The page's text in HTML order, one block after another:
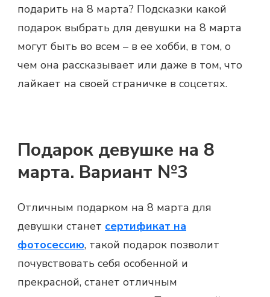
подарить на 8 марта? Подсказки какой
подарок выбрать для девушки на 8 марта
могут быть во всем – в ее хобби, в том, о
чем она рассказывает или даже в том, что
лайкает на своей страничке в соцсетях.
Подарок девушке на 8
марта. Вариант №3
Отличным подарком на 8 марта для
девушки станет сертификат на
фотосессию, такой подарок позволит
почувствовать себя особенной и
прекрасной, станет отличным